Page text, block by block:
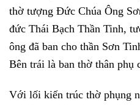
thờ tượng Đức Chúa Ông
đức Thái Bạch Thần Tinh,
ông đã ban cho thần Sơn
Bên trái là ban thờ thân phụ
Với lối kiến trúc thờ phụng